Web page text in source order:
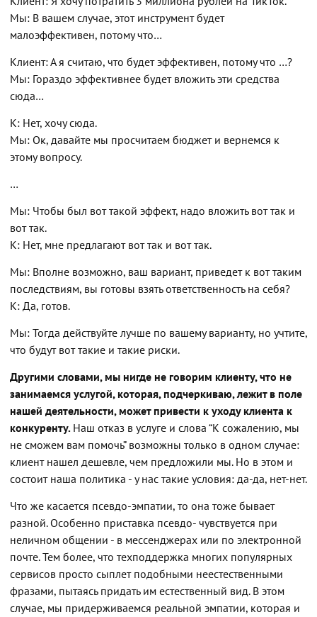
Мы: В вашем случае, этот инструмент будет
малоэффективен, потому что…
Клиент: А я считаю, что будет эффективен, потому что …?
Мы: Гораздо эффективнее будет вложить эти средства
сюда…
К: Нет, хочу сюда.
Мы: Ок, давайте мы просчитаем бюджет и вернемся к
этому вопросу.
…
Мы: Чтобы был вот такой эффект, надо вложить вот так и
вот так.
К: Нет, мне предлагают вот так и вот так.
Мы: Вполне возможно, ваш вариант, приведет к вот таким
последствиям, вы готовы взять ответственность на себя?
К: Да, готов.
Мы: Тогда действуйте лучше по вашему варианту, но учтите,
что будут вот такие и такие риски.
Другими словами, мы нигде не говорим клиенту, что не
занимаемся услугой, которая, подчеркиваю, лежит в поле
нашей деятельности, может привести к уходу клиента к
конкуренту. Наш отказ в услуге и слова “К сожалению, мы
не сможем вам помочь” возможны только в одном случае:
клиент нашел дешевле, чем предложили мы. Но в этом и
состоит наша политика - у нас такие условия: да-да, нет-нет.
Что же касается псевдо-эмпатии, то она тоже бывает
разной. Особенно приставка псевдо- чувствуется при
неличном общении - в мессенджерах или по электронной
почте. Тем более, что техподдержка многих популярных
сервисов просто сыплет подобными неестественными
фразами, пытаясь придать им естественный вид. В этом
случае, мы придерживаемся реальной эмпатии, которая и